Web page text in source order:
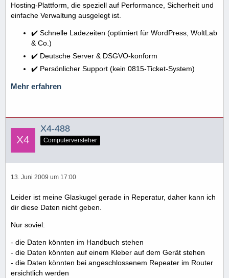
Hosting-Plattform, die speziell auf Performance, Sicherheit und
einfache Verwaltung ausgelegt ist.
✔️ Schnelle Ladezeiten (optimiert für WordPress, WoltLab
& Co.)
✔️ Deutsche Server & DSGVO-konform
✔️ Persönlicher Support (kein 0815-Ticket-System)
Mehr erfahren
X4-488
Computerversteher
13. Juni 2009 um 17:00
Leider ist meine Glaskugel gerade in Reperatur, daher kann ich
dir diese Daten nicht geben.
Nur soviel:
- die Daten könnten im Handbuch stehen
- die Daten könnten auf einem Kleber auf dem Gerät stehen
- die Daten könnten bei angeschlossenem Repeater im Router
ersichtlich werden